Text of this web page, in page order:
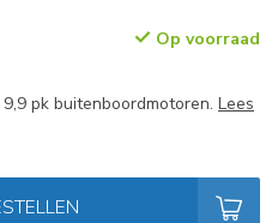
Op voorraad
pk buitenboordmotoren. Lees